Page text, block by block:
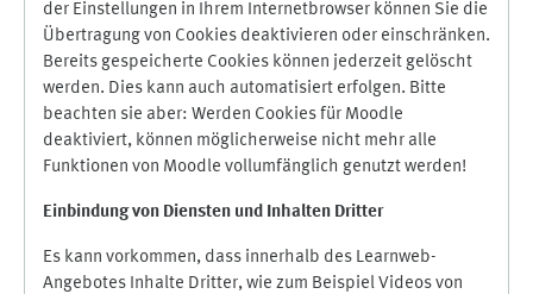
der Einstellungen in Ihrem Internetbrowser können Sie die
Übertragung von Cookies deaktivieren oder einschränken.
Bereits gespeicherte Cookies können jederzeit gelöscht
werden. Dies kann auch automatisiert erfolgen. Bitte
beachten sie aber: Werden Cookies für Moodle
deaktiviert, können möglicherweise nicht mehr alle
Funktionen von Moodle vollumfänglich genutzt werden!
Einbindung von Diensten und Inhalten Dritter
Es kann vorkommen, dass innerhalb des Learnweb-
Angebotes Inhalte Dritter, wie zum Beispiel Videos von